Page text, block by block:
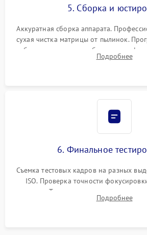
5. Сборка и
Аккуратная сборка аппарата.
сухая чистка матрицы от пылинок.
рабочего отрезка, калибровка
экспозамера с помощью
Подробнее
6. Финальное
Съемка тестовых кадров на разных
ISO. Проверка точности
мишени. Тест записи на карту
вспышки, микрофона и всех
Подробнее